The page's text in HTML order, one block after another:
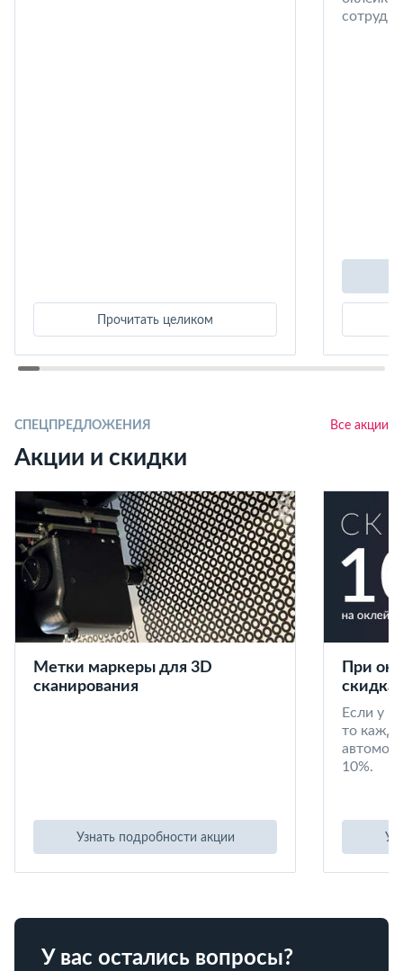
Прочитать целиком
СПЕЦПРЕДЛОЖЕНИЯ Все акции
Акции и скидки
Метки маркеры для 3D
сканирования
Узнать подробности акции
При
скидка
Если у
то
10%.
У вас остались вопросы?